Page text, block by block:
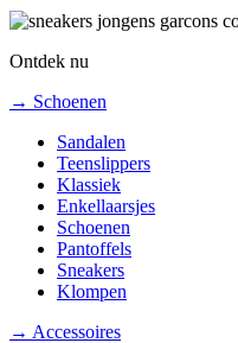
Ontdek nu
→ Schoenen
Sandalen
Teenslippers
Klassiek
Enkellaarsjes
Schoenen
Pantoffels
Sneakers
Klompen
→ Accessoires